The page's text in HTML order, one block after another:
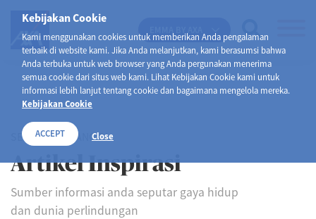
Kebijakan Cookie
Kami menggunakan cookies untuk memberikan Anda pengalaman
terbaik di website kami. Jika Anda melanjutkan, kami berasumsi bahwa
Anda terbuka untuk web browser yang Anda pergunakan menerima
semua cookie dari situs web kami. Lihat Kebijakan Cookie kami untuk
informasi lebih lanjut tentang cookie dan bagaimana mengelola mereka.
Kebijakan Cookie
ACCEPT Close
SELAMAT DATANG DI
Artikel Inspirasi
Sumber informasi anda seputar gaya hidup
dan dunia perlindungan